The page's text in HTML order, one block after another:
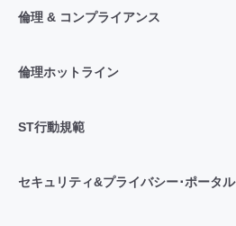
倫理 & コンプライアンス
倫理ホットライン
ST行動規範
セキュリティ&プライバシー･ポータル